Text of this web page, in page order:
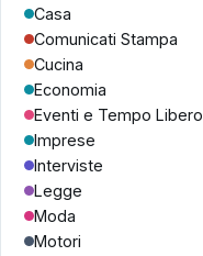
Casa
Comunicati Stampa
Cucina
Economia
Eventi e Tempo Libero
Imprese
Interviste
Legge
Moda
Motori